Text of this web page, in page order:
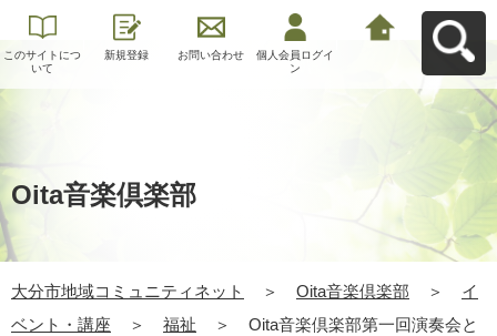
このサイトにつ
いて
新規登録 お問い合わせ
個人会員ログイ
ン
Oita音楽倶楽部
大分市地域コミュニティネット ＞ Oita音楽倶楽部 ＞
イ
ベント・講座
＞ 福祉 ＞
Oita音楽倶楽部第一回演奏会と